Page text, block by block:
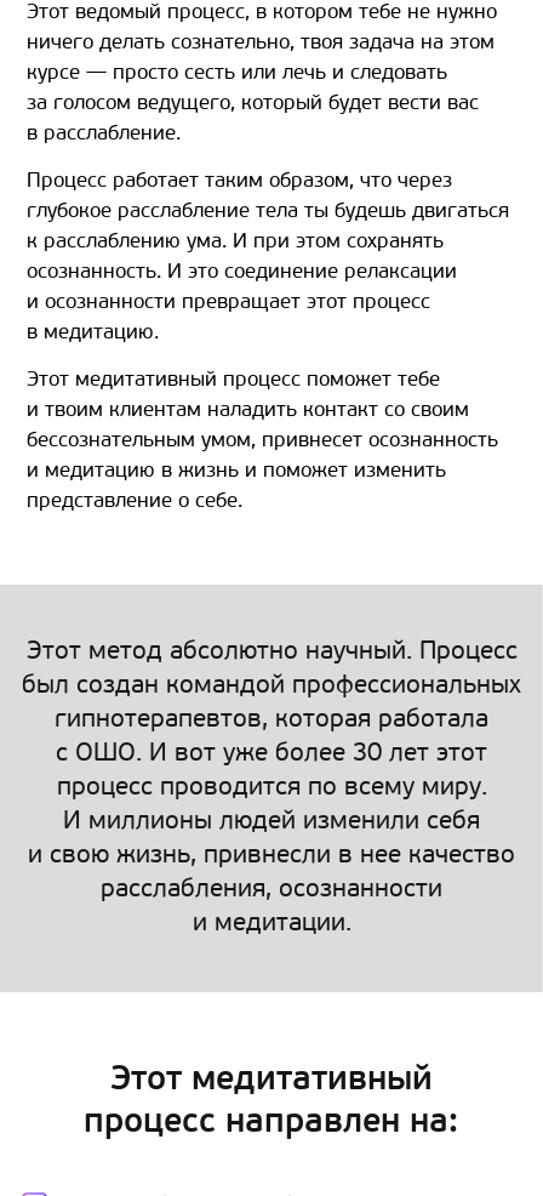
Этот ведомый процесс, в котором тебе не нужно
ничего делать сознательно, твоя задача на этом
курсе — просто сесть или лечь и следовать
за голосом ведущего, который будет вести вас
в расслабление.
Процесс работает таким образом, что через
глубокое расслабление тела ты будешь двигаться
к расслаблению ума. И при этом сохранять
осознанность. И это соединение релаксации
и осознанности превращает этот процесс
в медитацию.
Этот медитативный процесс поможет тебе
и твоим клиентам наладить контакт со своим
бессознательным умом, привнесет осознанность
и медитацию в жизнь и поможет изменить
представление о себе.
Этот метод абсолютно научный. Процесс
был создан командой профессиональных
гипнотерапевтов, которая работала
с ОШО. И вот уже более 30 лет этот
процесс проводится по всему миру.
И миллионы людей изменили себя
и свою жизнь, привнесли в нее качество
расслабления, осознанности
и медитации.
Этот медитативный
процесс направлен на: